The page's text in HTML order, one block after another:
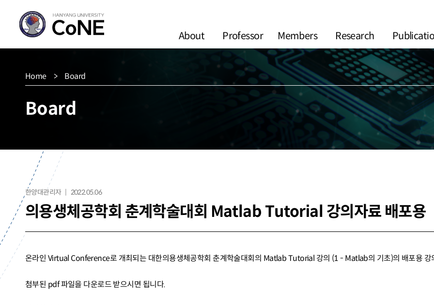
About Professor Members Research
Home Board
Board
한양대관리자 2022.05.06
의용생체공학회 춘계학술대회 Matlab Tutorial 강의자료 배포용
온라인 Virtual Conference로 개최되는 대한의용생체공학회 춘계학술대회의 Matlab Tutorial 강의 (1 - Matlab의 기초)의 배포용 강
첨부된 pdf 파일을 다운로드 받으시면 됩니다.